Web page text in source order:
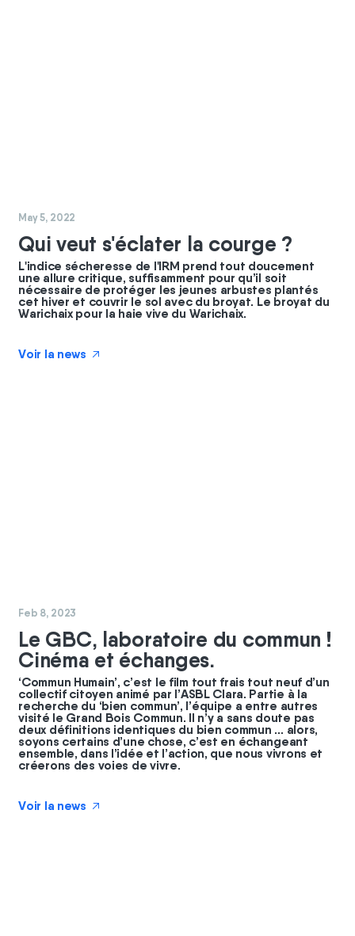
#chantier
May 5, 2022
Qui veut s'éclater la courge ?
L'indice sécheresse de l'IRM prend tout doucement
une allure critique, suffisamment pour qu’il soit
nécessaire de protéger les jeunes arbustes plantés
cet hiver et couvrir le sol avec du broyat. Le broyat du
Warichaix pour la haie vive du Warichaix.
Voir la news ↗
#commun
Feb 8, 2023
Le GBC, laboratoire du commun !
Cinéma et échanges.
‘Commun Humain’, c’est le film tout frais tout neuf d’un
collectif citoyen animé par l’ASBL Clara. Partie à la
recherche du ‘bien commun’, l’équipe a entre autres
visité le Grand Bois Commun. Il n’y a sans doute pas
deux définitions identiques du bien commun … alors,
soyons certains d’une chose, c’est en échangeant
ensemble, dans l’idée et l’action, que nous vivrons et
créerons des voies de vivre.
Voir la news ↗